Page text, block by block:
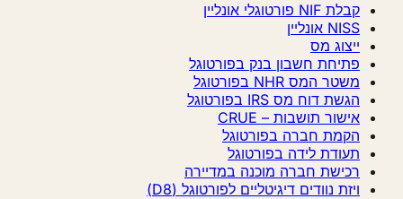
קבלת NIF פורטוגלי אונליין
NISS אונליין
ייצוג מס
פתיחת חשבון בנק בפורטוגל
משטר המס NHR בפורטוגל
הגשת דוח מס IRS בפורטוגל
אישור תושבות – CRUE
הקמת חברה בפורטוגל
תעודת לידה בפורטוגל
רכישת חברה מוכנה במדיירה
ויזת נוודים דיגיטליים לפורטוגל (D8)